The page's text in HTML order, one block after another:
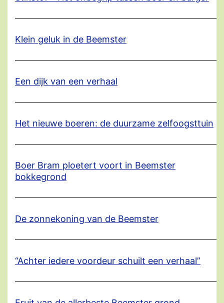
Klein geluk in de Beemster
Een dijk van een verhaal
Het nieuwe boeren: de duurzame zelfoogsttuin
Boer Bram ploetert voort in Beemster
bokkegrond
De zonnekoning van de Beemster
“Achter iedere voordeur schuilt een verhaal”